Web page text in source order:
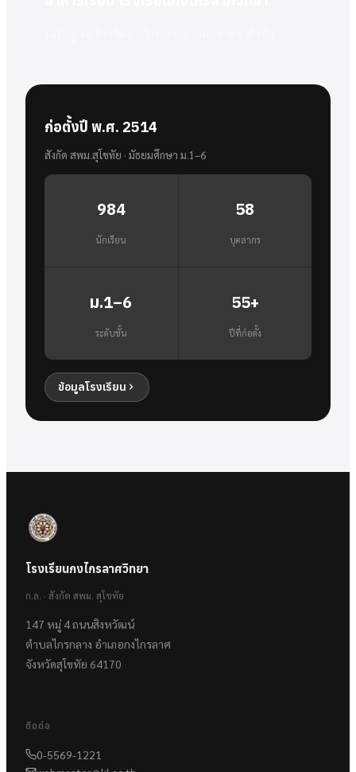
ก่อตั้งปี พ.ศ. 2514
สังกัด สพม.สุโขทัย · มัธยมศึกษา ม.1–6
984
นักเรียน
58
บุคลากร
ม.1–6
ระดับชั้น
55+
ปีที่ก่อตั้ง
ข้อมูลโรงเรียน
โรงเรียนกงไกรลาศวิทยา
ก.ล. · สังกัด สพม. สุโขทัย
147 หมู่ 4 ถนนสิงหวัฒน์
ตำบลไกรกลาง อำเภอกงไกรลาศ
จังหวัดสุโขทัย 64170
ติดต่อ
0-5569-1221